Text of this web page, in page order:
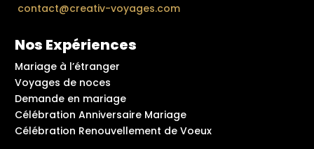
contact@creativ-voyages.com
Nos Expériences
Mariage à l’étranger
Voyages de noces
Demande en mariage
Célébration Anniversaire Mariage
Célébration Renouvellement de Voeux